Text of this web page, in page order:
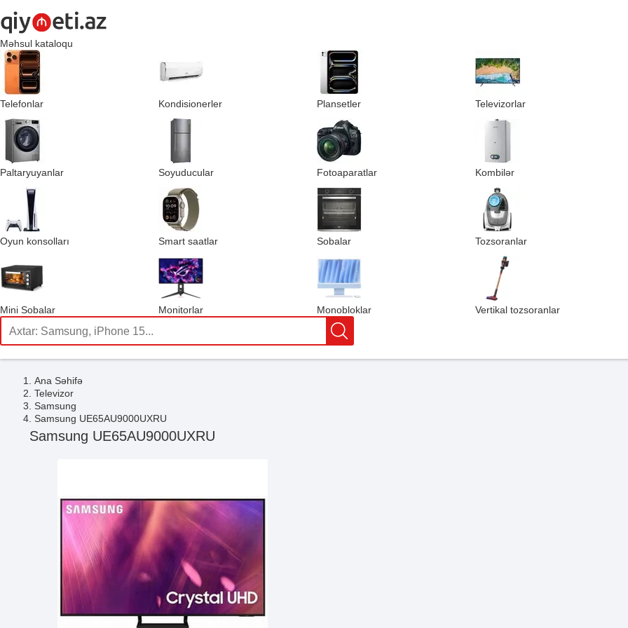
Məhsul kataloqu
Telefonlar Kondisionerler Plansetler Televizorlar
Paltaryuyanlar Soyuducular Fotoaparatlar Kombilər
Oyun konsolları Smart saatlar Sobalar Tozsoranlar
Mini Sobalar Monitorlar Monobloklar Vertikal tozsoranlar
Ana Səhifə
Televizor
Samsung
Samsung UE65AU9000UXRU
Samsung UE65AU9000UXRU